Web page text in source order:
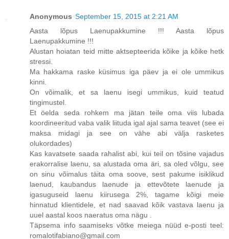
Anonymous September 15, 2015 at 2:21 AM
Aasta lõpus Laenupakkumine !!! Aasta lõpus
Laenupakkumine !!!
Alustan hoiatan teid mitte aktsepteerida kõike ja kõike hetk
stressi.
Ma hakkama raske küsimus iga päev ja ei ole ummikus
kinni.
On võimalik, et sa laenu isegi ummikus, kuid teatud
tingimustel.
Et öelda seda rohkem ma jätan teile oma viis lubada
koordineeritud vaba valik liituda igal ajal sama teavet (see ei
maksa midagi ja see on vähe abi välja rasketes
olukordades)
Kas kavatsete saada rahalist abi, kui teil on tõsine vajadus
erakorralise laenu, sa alustada oma äri, sa oled võlgu, see
on sinu võimalus täita oma soove, sest pakume isiklikud
laenud, kaubandus laenude ja ettevõtete laenude ja
igasuguseid laenu kiirusega 2%, tagame kõigi meie
hinnatud klientidele, et nad saavad kõik vastava laenu ja
uuel aastal koos naeratus oma nägu .
Täpsema info saamiseks võtke meiega nüüd e-posti teel:
romalotifabiano@gmail.com